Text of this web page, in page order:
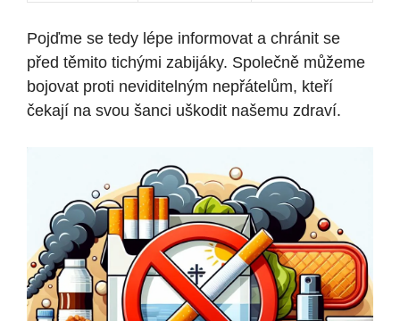
Pojďme se tedy lépe informovat a chránit se
před těmito tichými zabijáky. Společně můžeme
bojovat proti neviditelným nepřátelům, kteří
čekají na svou šanci uškodit našemu zdraví.